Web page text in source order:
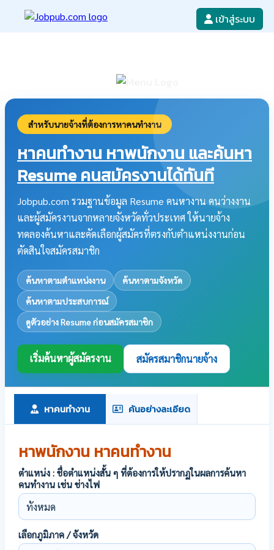
เข้าสู่ระบบ
สำหรับนายจ้างที่ต้องการหาคนทำงาน
หาคนทำงาน หาพนักงาน และค้นหา
Resume คนสมัครงานได้ทันที
Jobpub.com รวมฐานข้อมูล Resume คนหางาน คนว่างงาน
และผู้สมัครงานจากหลายจังหวัดทั่วประเทศ ให้นายจ้าง
ทดลองค้นหาและคัดเลือกผู้สมัครที่ตรงกับตำแหน่งงานก่อน
ตัดสินใจสมัครสมาชิก
ค้นหาตามตำแหน่งงาน
ค้นหาตามจังหวัด
ค้นหาตามประสบการณ์
ดูตัวอย่าง Resume ก่อนสมัครสมาชิก
เริ่มค้นหาผู้สมัครงาน สมัครสมาชิกนายจ้าง
หาคนทำงาน ค้นอย่างละเอียด
หาพนักงาน หาคนทำงาน
ตำแหน่ง : ชื่อตำแหน่งสั้น ๆ ที่ต้องการให้ปรากฏในผลการค้นหา
คนทำงาน เช่น ช่างไฟ
เลือกภูมิภาค / จังหวัด